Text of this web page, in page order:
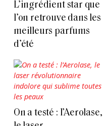
L’ingrédient star que
l’on retrouve dans les
meilleurs parfums
d’été
On a testé : l’Aerolase,